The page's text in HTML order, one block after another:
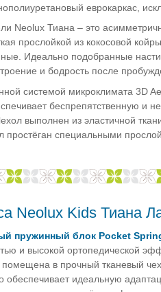
еврокаркас,
Neolux Тиана – это
прослойкой из кокосовой
Идеально подобранные
и бодрость после
системой микроклимата 3D
беспрепятственную и
выполнен из эластичной
простёган специальными
Neolux Kids Тиана
пружинный блок Pocket
и высокой ортопедической
помещена в прочный тканевый
обеспечивает идеальную